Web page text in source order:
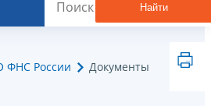
Найти
ФНС России Документы